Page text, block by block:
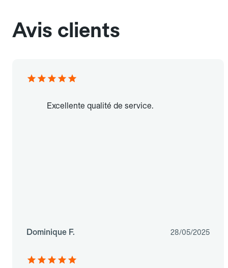
Avis clients
Excellente qualité de service.
Dominique F. 28/05/2025